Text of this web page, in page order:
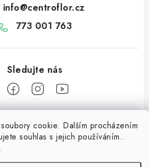
cookie. Dalším procházením
souhlas s jejich používáním..
.
info@centroflor.cz
773 001 763